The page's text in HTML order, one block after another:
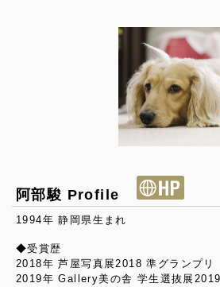
阿部駿 Profile
1994年 静岡県生まれ
◆受賞歴
2018年 芦屋写真展2018 準グランプリ
2019年 Gallery美の舎 学生選抜展